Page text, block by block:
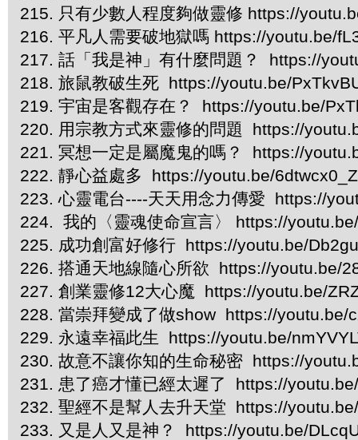
215. 只有少數人程度夠做靈修 https://
216. 平凡人需要破地獄嗎 https://youtu.be/
217. 話「我是神」有什麼問題？ https://
218. 旅鼠教破生死 https://youtu.be/
219. 宇宙是客觀存在？ https://youtu.be/
220. 用宗教方式來靈修的問題 https://
221. 冥想一定是屬魔鬼的嗎？ https://
222. 靜心益處多 https://youtu.be/
223. 心靈電台----天天用念力傳愛 https://
224. 我的〈靈魂使命宣言〉 https://
225. 成功創富好修行 https://youtu.be/
226. 搭通天地線隨心所欲 https://youtu.be/
227. 創業靈修12大心魔 https://youtu.be/
228. 當崇拜變成了做show https://youtu.be/
229. 永遠幸福此生 https://youtu.be/
230. 故意不讓你知的生命秘密 https://
231. 患了癌才懂已經太遲了 https://
232. 聖經不是幫人去升天堂 https://
233. 又是人又是神？ https://youtu.be/